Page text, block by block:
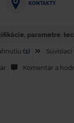
KONTAKTY
parametre.
(1)
Komentár a